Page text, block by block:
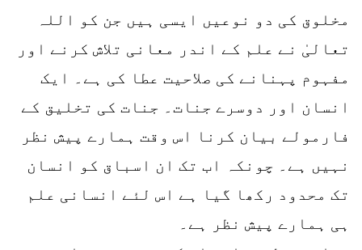
مخلوق کی دو نوعیں ایسی ہیں جن کو اللہ
تعالیٰ نے علم کے اندر معانی تلاش کرنے اور
مفہوم پہنانے کی صلاحیت عطا کی ہے۔ ایک
انسان اور دوسرے جنات۔ جنات کی تخلیق کے
فارمولے بیان کرنا اس وقت ہمارے پیش نظر
نہیں ہے۔ چونکہ اب تک ان اسباق کو انسان
تک محدود رکھا گیا ہے اس لئے انسانی علم
ہی ہمارے پیش نظر ہے۔